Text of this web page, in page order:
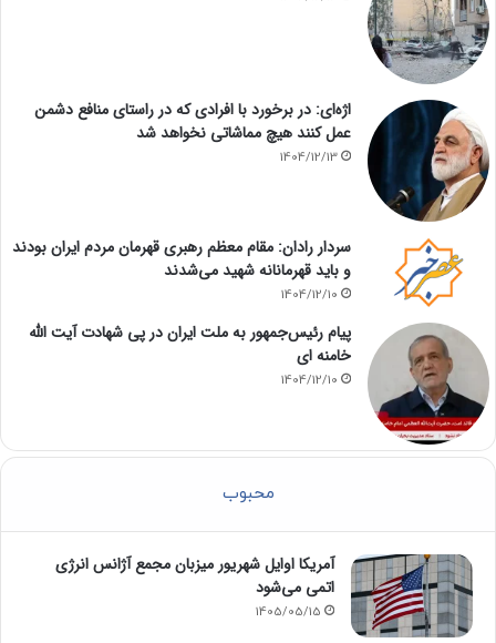
اژه‌ای: در برخورد با افرادی که در راستای منافع دشمن
عمل کنند هیچ مماشاتی نخواهد شد
1404/12/13
سردار رادان: مقام معظم رهبری قهرمان مردم ایران بودند
و باید قهرمانانه شهید می‌شدند
1404/12/10
پیام رئیس‌جمهور به ملت ایران در پی شهادت آیت الله
خامنه ای
1404/12/10
محبوب
آمریکا اوایل شهریور میزبان مجمع آژانس انرژی
اتمی می‌شود
1405/05/15